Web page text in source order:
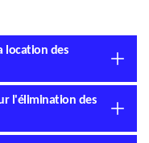
location des
l'élimination des